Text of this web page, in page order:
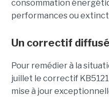
consommation
performances ou
Un correctif
Pour remédier à la
juillet le correctif
mise à jour